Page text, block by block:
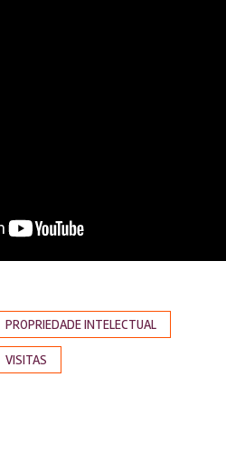
PROPRIEDADE INTELECTUAL
VISITAS